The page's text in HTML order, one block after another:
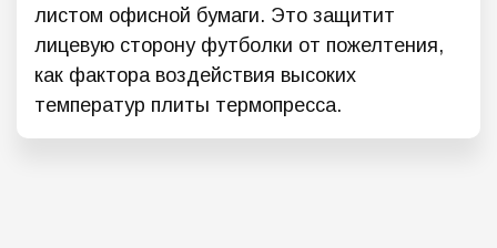
листом офисной бумаги. Это защитит
лицевую сторону футболки от пожелтения,
как фактора воздействия высоких
температур плиты термопресса.